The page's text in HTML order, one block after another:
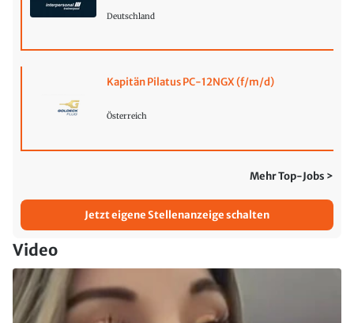
Deutschland
Kapitän Pilatus PC-12NGX (f/m/d)
Österreich
Mehr Top-Jobs >
Jetzt eigene Stellenanzeige schalten
Video